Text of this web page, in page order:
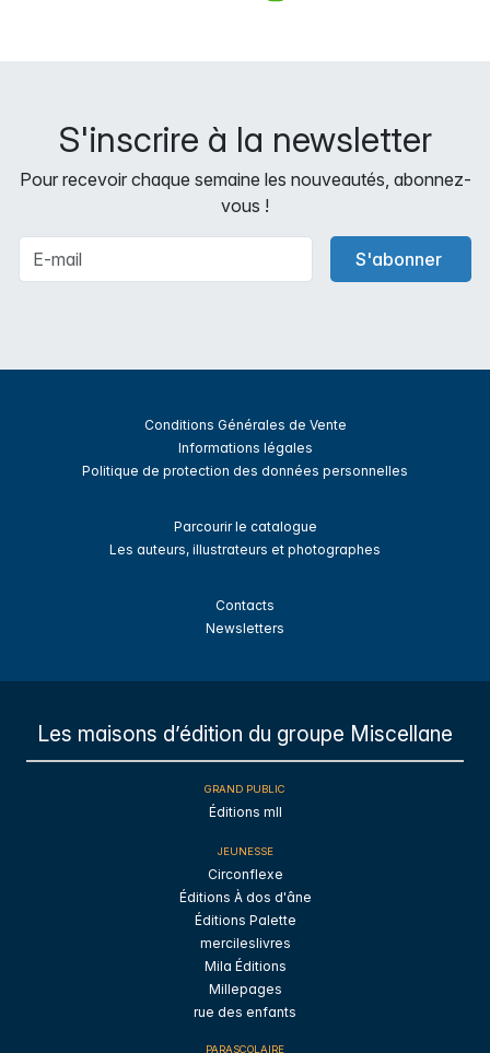
S'inscrire à la newsletter
Pour recevoir chaque semaine les nouveautés, abonnez-
vous !
S'abonner
Conditions Générales de Vente
Informations légales
Politique de protection des données personnelles
Parcourir le catalogue
Les auteurs, illustrateurs et photographes
Contacts
Newsletters
Les maisons d’édition du groupe Miscellane
GRAND PUBLIC
Éditions mll
JEUNESSE
Circonflexe
Éditions À dos d'âne
Éditions Palette
mercileslivres
Mila Éditions
Millepages
rue des enfants
PARASCOLAIRE